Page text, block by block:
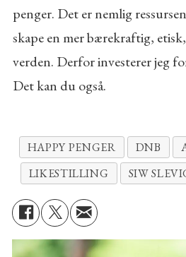
penger. Det er nemlig
skape en mer bærekraftig,
verden. Derfor investerer jeg
Det kan du også.
HAPPY PENGER DNB
LIKESTILLING
SIW